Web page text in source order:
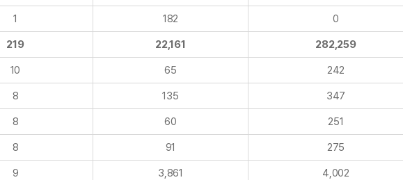
1 182 0
219 22,161 282,259
10 65 242
8 135 347
8 60 251
8 91 275
9 3,861 4,002